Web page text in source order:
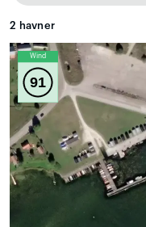
2 havner
Wind
91